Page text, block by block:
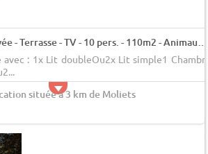
avec : 1x Lit doubleOu2x Lit simple1
située à 3 km de Moliets